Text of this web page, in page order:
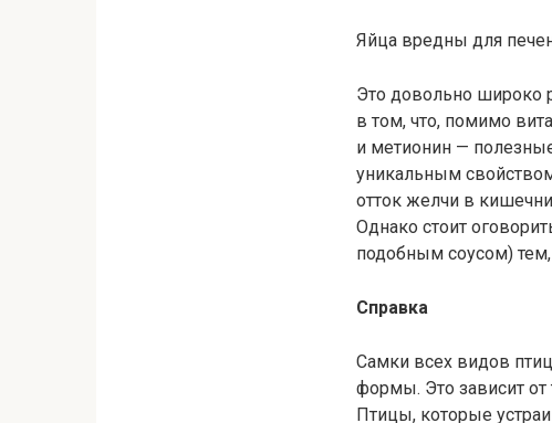
Яйца вредны для
Это довольно широко
в том, что, помимо
и метионин —
уникальным
отток желчи в
Однако стоит
подобным соусом)
Справка
Самки всех видов
формы. Это зависит
Птицы, которые